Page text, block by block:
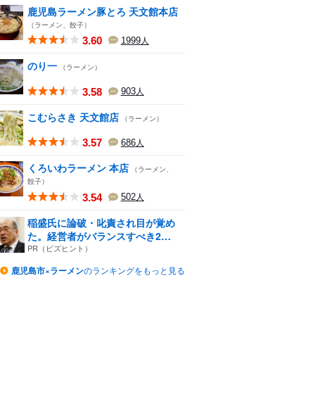
鹿児島ラーメン豚とろ 天文館本店
（ラーメン、餃子）
3.60 1999人
のり一 （ラーメン）
3.58 903人
こむらさき 天文館店 （ラーメン）
3.57 686人
くろいわラーメン 本店 （ラーメン、
餃子）
3.54 502人
稲盛氏に論破・叱責され目が覚め
た。経営者がバランスすべき2
つ...
PR（ビズヒント）
鹿児島市×ラーメンのランキングをもっと見る